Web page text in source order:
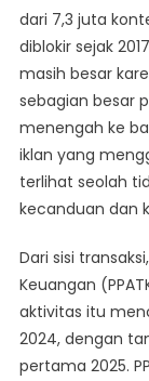
dari 7,3 juta
diblokir sejak
masih besar
sebagian besar
menengah ke
iklan yang
terlihat seolah
kecanduan dan
Dari sisi
Keuangan
aktivitas itu
2024, dengan
pertama 2025.